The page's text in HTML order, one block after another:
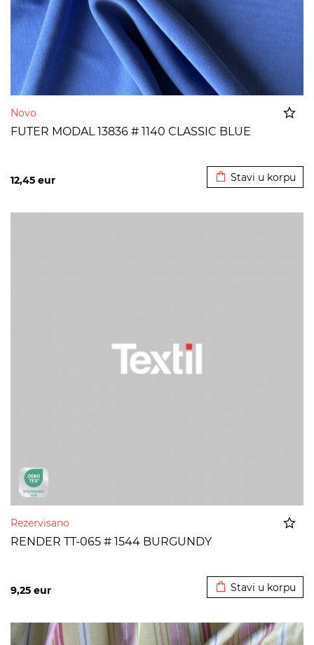
Novo
FUTER MODAL 13836 # 1140 CLASSIC BLUE
12,45 eur Stavi u korpu
Rezervisano
RENDER TT-065 # 1544 BURGUNDY
9,25 eur Stavi u korpu